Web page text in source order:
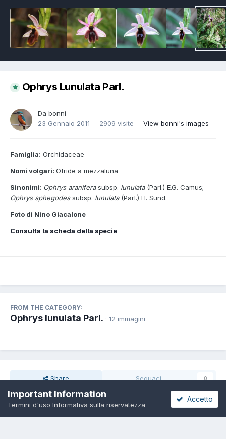
Ophrys Lunulata Parl.
Da bonni
23 Gennaio 2011
2909 visite View bonni's images
Famiglia: Orchidaceae
Nomi volgari: Ofride a mezzaluna
Sinonimi: Ophrys araniferasubsp. lunulata(Parl.) E.G. Camus;
Ophrys sphegodessubsp. lunulata(Parl.) H. Sund.
Foto di Nino Giacalone
Consulta la scheda della specie
FROM THE CATEGORY:
Ophrys lunulata Parl. · 12 immagini
Share Seguaci 0
Important Information
Termini d'uso Informativa sulla riservatezza
Accetto